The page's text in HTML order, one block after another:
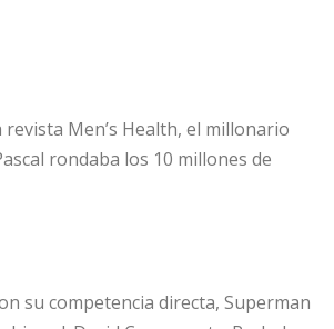
revista Men’s Health, el millonario
rondaba los 10 millones de
su competencia directa, Superman